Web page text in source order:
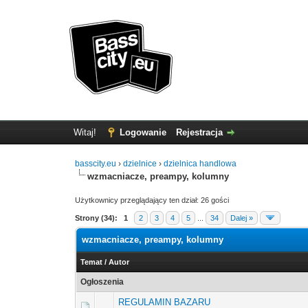
Witaj! Logowanie Rejestracja
basscity.eu ›dzielnice ›dzielnica handlowa
wzmacniacze, preampy, kolumny
Użytkownicy przeglądający ten dział: 26 gości
Strony (34): 1 2 3 4 5 34 Dalej »
wzmacniacze, preampy, kolumny
Temat /Autor
Ogłoszenia
REGULAMIN BAZARU